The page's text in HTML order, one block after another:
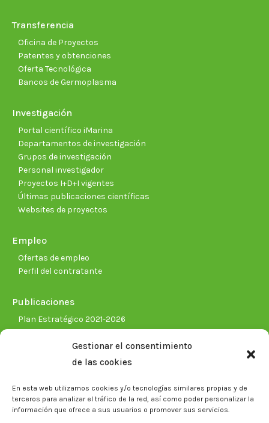
Gestionar el consentimiento
de las cookies
En esta web utilizamos cookies y/o tecnologías similares propias y de
terceros para analizar el tráfico de la red, así como poder personalizar la
información que ofrece a sus usuarios o promover sus servicios.
Transferencia
Oficina de Proyectos
Patentes y obtenciones
Oferta Tecnológica
Bancos de Germoplasma
Investigación
Portal científico iMarina
Departamentos de investigación
Grupos de investigación
Personal investigador
Proyectos I+D+I vigentes
Últimas publicaciones científicas
Websites de proyectos
Empleo
Ofertas de empleo
Perfil del contratante
Publicaciones
Plan Estratégico 2021-2026
Memorias corporativas
Biblioteca. Repositorio CITAREA
Noticias
Eventos